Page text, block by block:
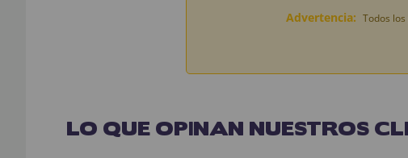
Advertencia: Todos
LO QUE OPINAN NUESTROS